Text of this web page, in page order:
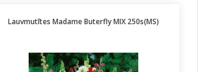
Lauvmutītes Madame Buterfly MIX 250s(MS)